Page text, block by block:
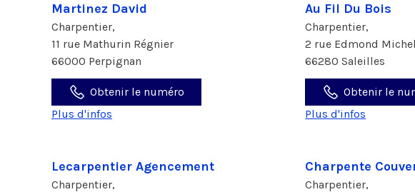
Martinez David
Charpentier,
11 rue Mathurin Régnier
66000 Perpignan
Obtenir le numéro
Plus d'infos
Au Fil Du Bois
Charpentier,
2 rue Edmond
66280 Saleilles
Obtenir le
Plus d'infos
Lecarpentier Agencement
Charpentier,
Charpente
Charpentier,